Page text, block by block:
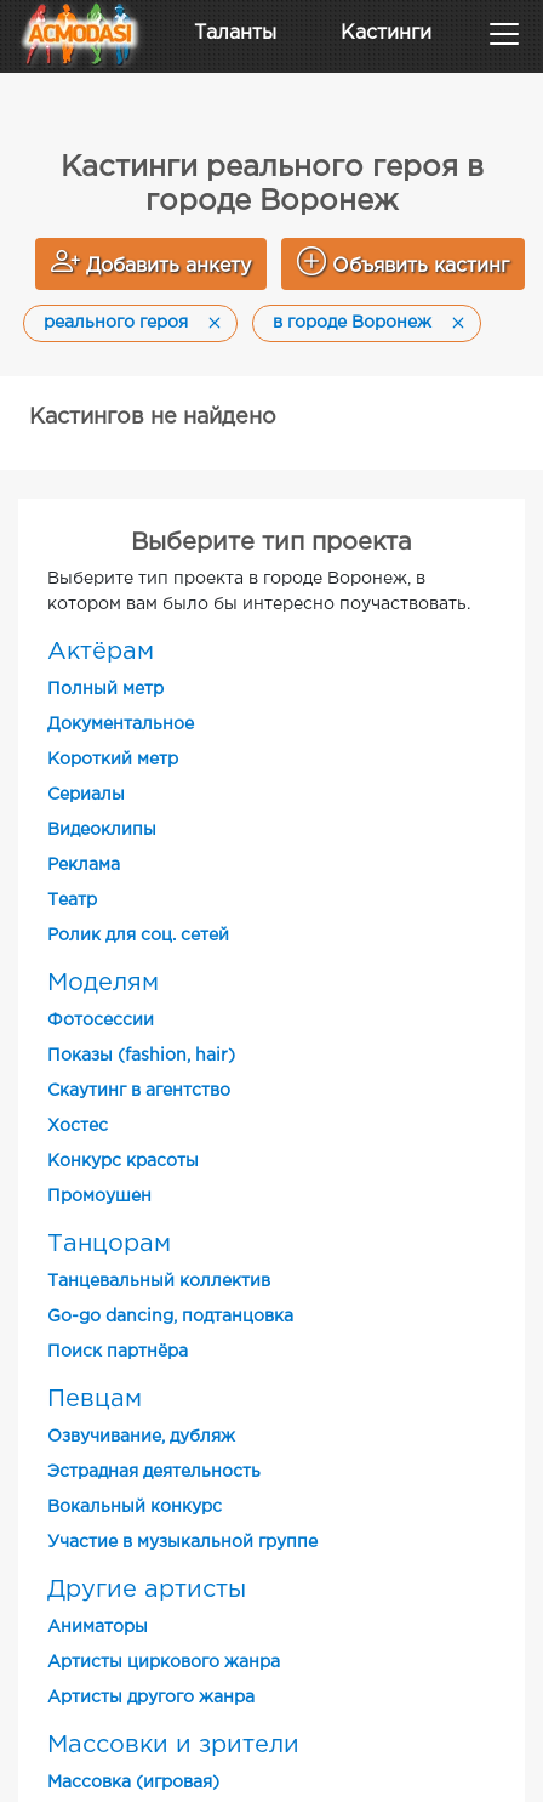
Таланты Кастинги
Кастинги реального героя в
городе Воронеж
Добавить анкету Объявить кастинг
реального героя в городе Воронеж
Кастингов не найдено
Выберите тип проекта
Выберите тип проекта в городе Воронеж, в
котором вам было бы интересно поучаствовать.
Актёрам
Полный метр
Документальное
Короткий метр
Cериалы
Видеоклипы
Реклама
Театр
Ролик для соц. сетей
Моделям
Фотосессии
Показы (fashion, hair)
Скаутинг в агентство
Хостес
Конкурс красоты
Промоушен
Танцорам
Танцевальный коллектив
Go-go dancing, подтанцовка
Поиск партнёра
Певцам
Озвучивание, дубляж
Эстрадная деятельность
Вокальный конкурс
Участие в музыкальной группе
Другие артисты
Аниматоры
Артисты циркового жанра
Артисты другого жанра
Массовки и зрители
Массовка (игровая)